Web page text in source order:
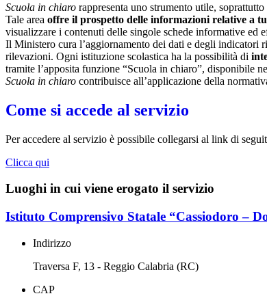
Scuola in chiaro rappresenta uno strumento utile,
Tale area offre il prospetto delle informazioni relative a
visualizzare i contenuti delle singole schede informative ed
Il Ministero cura l’aggiornamento dei dati e degli indicatori
rilevazioni. Ogni istituzione scolastica ha la possibilità di
tramite l’apposita funzione “Scuola in chiaro”, disponibile
Scuola in chiaro contribuisce all’applicazione della
Come si accede al servizio
Per accedere al servizio è possibile collegarsi al link di
Clicca qui
Luoghi in cui viene erogato il servizio
Istituto Comprensivo Statale “Cassiodoro –
Indirizzo
Traversa F, 13 - Reggio Calabria (RC)
CAP